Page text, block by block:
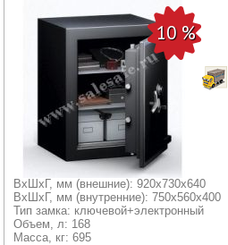
ВхШхГ, мм (внешние): 920x730x640
ВхШхГ, мм (внутренние): 750x560x400
Тип замка: ключевой+электронный
Объем, л: 168
Масса, кг: 695